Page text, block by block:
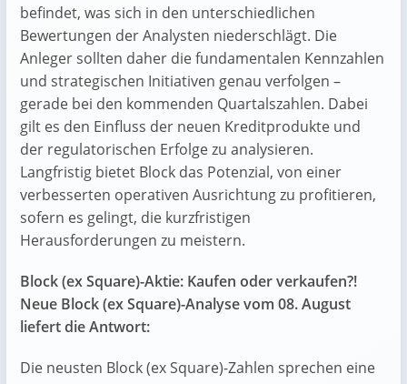
befindet, was sich in den unterschiedlichen
Bewertungen der Analysten niederschlägt. Die
Anleger sollten daher die fundamentalen Kennzahlen
und strategischen Initiativen genau verfolgen –
gerade bei den kommenden Quartalszahlen. Dabei
gilt es den Einfluss der neuen Kreditprodukte und
der regulatorischen Erfolge zu analysieren.
Langfristig bietet Block das Potenzial, von einer
verbesserten operativen Ausrichtung zu profitieren,
sofern es gelingt, die kurzfristigen
Herausforderungen zu meistern.
Block (ex Square)-Aktie: Kaufen oder verkaufen?!
Neue Block (ex Square)-Analyse vom 08. August
liefert die Antwort:
Die neusten Block (ex Square)-Zahlen sprechen eine